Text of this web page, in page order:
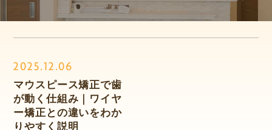
2025.12.06
マウスピース矯正で歯
が動く仕組み｜ワイヤ
ー矯正との違いをわか
りやすく説明